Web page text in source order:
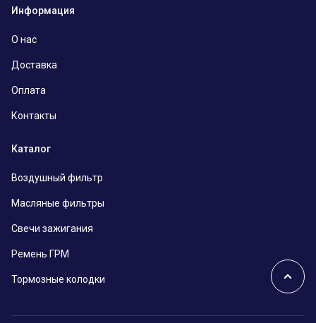
Информация
О нас
Доставка
Оплата
Контакты
Каталог
Воздушный фильтр
Масляные фильтры
Свечи зажигания
Ремень ГРМ
Тормозные колодки